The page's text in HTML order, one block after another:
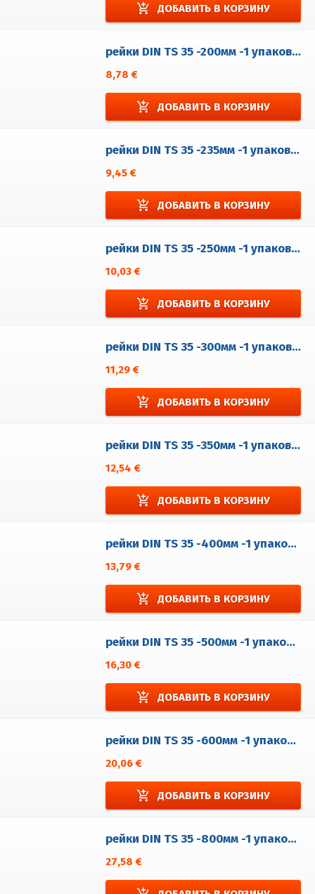
add_shopping_cart ДОБАВИТЬ В КОРЗИНУ
рейки DIN TS 35 -200мм -1 упаковка = 5 шт.
8,78 €
add_shopping_cart ДОБАВИТЬ В КОРЗИНУ
рейки DIN TS 35 -235мм -1 упаковка = 5 шт.
9,45 €
add_shopping_cart ДОБАВИТЬ В КОРЗИНУ
рейки DIN TS 35 -250мм -1 упаковка = 5 шт.
10,03 €
add_shopping_cart ДОБАВИТЬ В КОРЗИНУ
рейки DIN TS 35 -300мм -1 упаковка = 5 шт.
11,29 €
add_shopping_cart ДОБАВИТЬ В КОРЗИНУ
рейки DIN TS 35 -350мм -1 упаковка = 5 шт.
12,54 €
add_shopping_cart ДОБАВИТЬ В КОРЗИНУ
рейки DIN TS 35 -400мм -1 упаковка = 5 шт.
13,79 €
add_shopping_cart ДОБАВИТЬ В КОРЗИНУ
рейки DIN TS 35 -500мм -1 упаковка = 5 шт.
16,30 €
add_shopping_cart ДОБАВИТЬ В КОРЗИНУ
рейки DIN TS 35 -600мм -1 упаковка = 5 шт.
20,06 €
add_shopping_cart ДОБАВИТЬ В КОРЗИНУ
рейки DIN TS 35 -800мм -1 упаковка = 5 шт.
27,58 €